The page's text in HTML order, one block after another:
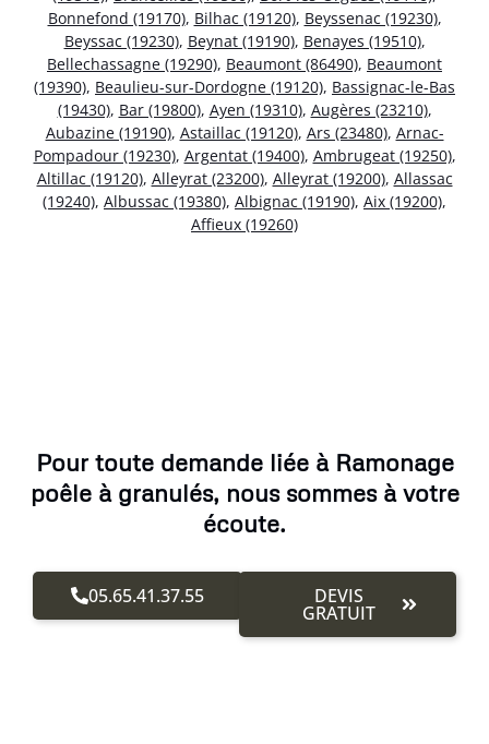
Bonnefond (19170), Bilhac (19120), Beyssenac (19230),
Beyssac (19230), Beynat (19190), Benayes (19510),
Bellechassagne (19290), Beaumont (86490), Beaumont
(19390), Beaulieu-sur-Dordogne (19120), Bassignac-le-Bas
(19430), Bar (19800), Ayen (19310), Augères (23210),
Aubazine (19190), Astaillac (19120), Ars (23480), Arnac-
Pompadour (19230), Argentat (19400), Ambrugeat (19250),
Altillac (19120), Alleyrat (23200), Alleyrat (19200), Allassac
(19240), Albussac (19380), Albignac (19190), Aix (19200),
Affieux (19260)
Pour toute demande liée à Ramonage
poêle à granulés, nous sommes à votre
écoute.
05.65.41.37.55 DEVIS
GRATUIT